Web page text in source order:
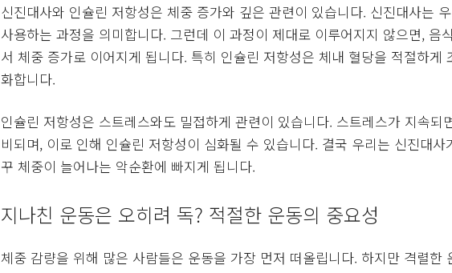
신진대사와 인슐린 저항성은 체중 증가와 깊은 관련이 있습니다. 신진대사는
사용하는 과정을 의미합니다. 그런데 이 과정이 제대로 이루어지지 않으면, 음
서 체중 증가로 이어지게 됩니다. 특히 인슐린 저항성은 체내 혈당을 적절하게
화합니다.
인슐린 저항성은 스트레스와도 밀접하게 관련이 있습니다. 스트레스가 지속
비되며, 이로 인해 인슐린 저항성이 심화될 수 있습니다. 결국 우리는 신진대
꾸 체중이 늘어나는 악순환에 빠지게 됩니다.
지나친 운동은 오히려 독? 적절한 운동의 중요성
체중 감량을 위해 많은 사람들은 운동을 가장 먼저 떠올립니다. 하지만 격렬